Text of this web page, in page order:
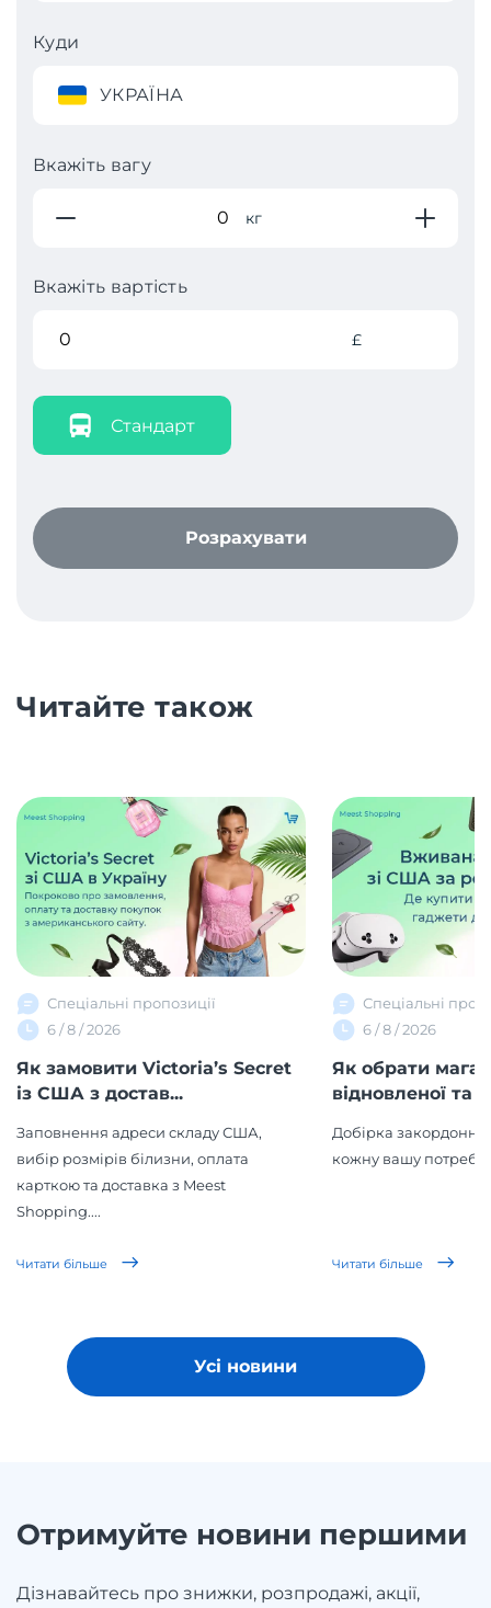
Куди
УКРАЇНА
Вкажіть вагу
кг
Вкажіть вартість
£
Стандарт
Розрахувати
Читайте також
Спеціальні пропозиції
6 / 8 / 2026
Як замовити Victoria’s Secret
із США з достав...
Заповнення адреси складу США,
вибір розмірів білизни, оплата
карткою та доставка з Meest
Shopping....
Читати більше
Спеціальні
6 / 8 / 2026
Як обрати
відновленої та
Добірка
кожну вашу потребу!
Читати більше
Усі новини
Отримуйте новини першими
Дізнавайтесь про знижки, розпродажі, акції,